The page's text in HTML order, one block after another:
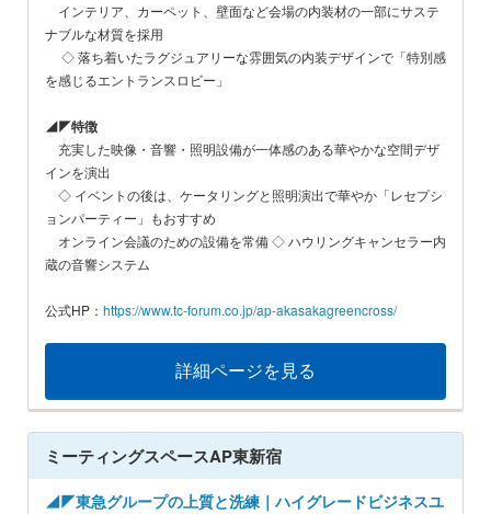
インテリア、カーペット、壁面など会場の内装材の一部にサステ
ナブルな材質を採用
◇ 落ち着いたラグジュアリーな雰囲気の内装デザインで「特別感
を感じるエントランスロビー」
◢◤特徴
充実した映像・音響・照明設備が一体感のある華やかな空間デザ
インを演出
◇ イベントの後は、ケータリングと照明演出で華やか「レセプシ
ョンパーティー」もおすすめ
オンライン会議のための設備を常備 ◇ ハウリングキャンセラー内
蔵の音響システム
公式HP： https://www.tc-forum.co.jp/ap-akasakagreencross/
詳細ページを見る
ミーティングスペースAP東新宿
◢◤東急グループの上質と洗練｜ハイグレードビジネスユ